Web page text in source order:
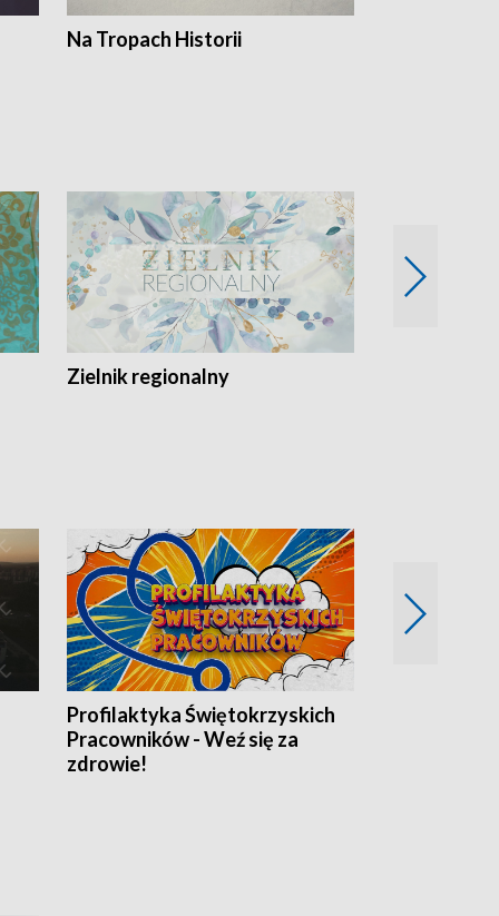
Na Tropach Historii
Zielnik regionalny
Profilaktyka Świętokrzyskich
Pracowników - Weź się za
zdrowie!